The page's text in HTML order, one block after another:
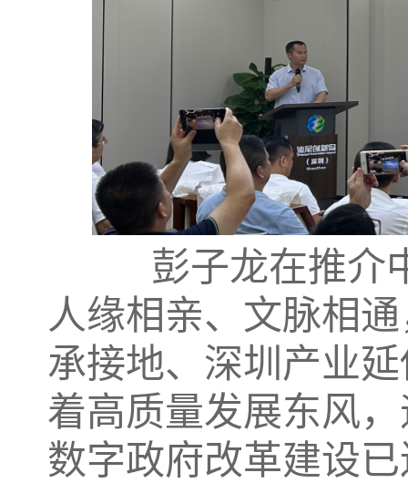
彭子龙在推介中
人缘相亲、文脉相
承接地、深圳产业
着高质量发展东风
数字政府改革建设